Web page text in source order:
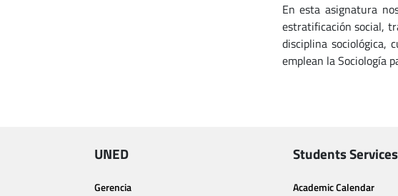
En esta asignatura
estratificación social,
disciplina sociológica,
emplean la Sociología
UNED
Gerencia
Students Services
Academic Calendar